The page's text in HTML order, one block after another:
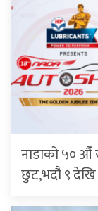
नाडाको ५० औँ
छुट,भदौ ९